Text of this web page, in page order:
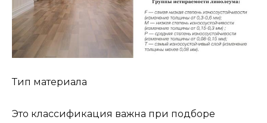
Тип материала
Это классификация важна при подборе